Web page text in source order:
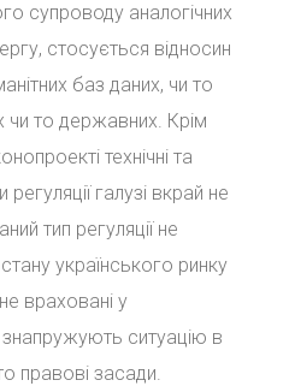
супроводу аналогічних
стосується відносин
баз даних, чи то
чи то державних. Крім
технічні та
галузі вкрай не
тип регуляції не
українського ринку
враховані у
знапружують ситуацію в
правові засади.